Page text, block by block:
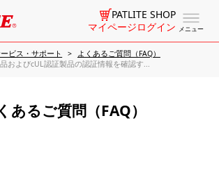
メニュー
PATLITE SHOP
マイページログイン
ビス・サポート
よくあるご質問（FAQ）
およびcUL認証製品の認証情報を確認す...
あるご質問（FAQ）